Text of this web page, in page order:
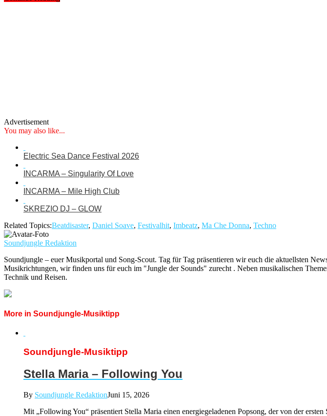
Advertisement
You may also like...
Electric Sea Dance Festival 2026
INCARMA – Singularity Of Love
INCARMA – Mile High Club
SKREZIO DJ – GLOW
Related Topics:Beatdisaster, Daniel Soave, Festivalhit, Imbeatz, Ma Che Donna, Techno
Soundjungle Redaktion
Soundjungle – euer Musikportal und Song-Scout. Tag für Tag präsentieren wir euch die aktuellsten
Musikrichtungen, wir finden uns für euch im "Jungle der Sounds" zurecht . Neben musikalischen
Technik und Reisen.
More in Soundjungle-Musiktipp
Soundjungle-Musiktipp
Stella Maria – Following You
By Soundjungle RedaktionJuni 15, 2026
Mit „Following You“ präsentiert Stella Maria einen energiegeladenen Popsong, der von der ersten